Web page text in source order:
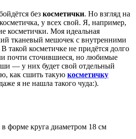
без косметички. Но взгляд на
у всех свой. Я, например,
косметички. Моя идеальная
тканевый мешочек с внутренними
такой косметичке не придётся долго
почти сточившиеся, но любимые
— у них будет свой отдельный
как сшить такую косметичку
я не нашла такого чуда:).
форме круга диаметром 18 см